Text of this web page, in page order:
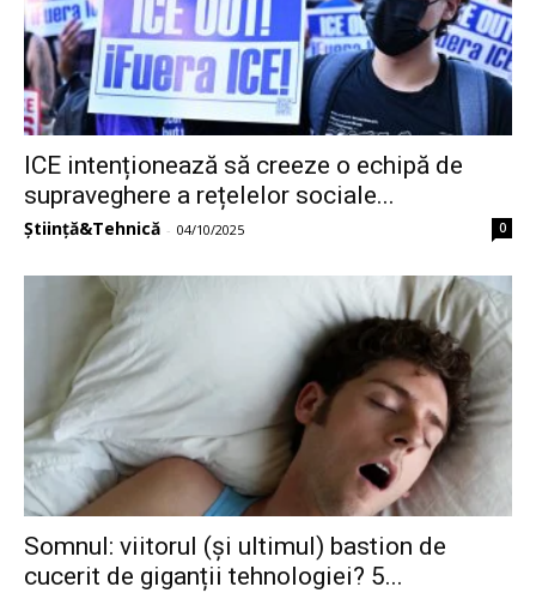
ICE intenționează să creeze o echipă de
supraveghere a rețelelor sociale...
Știință&Tehnică - 04/10/2025 0
Somnul: viitorul (și ultimul) bastion de
cucerit de giganții tehnologiei? 5...